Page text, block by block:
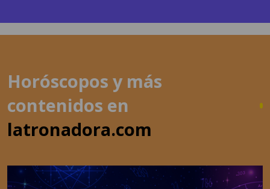
contenidos en
latronadora.com